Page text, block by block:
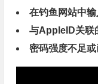
在钓鱼网站中输
与AppleID关联
密码强度不足或